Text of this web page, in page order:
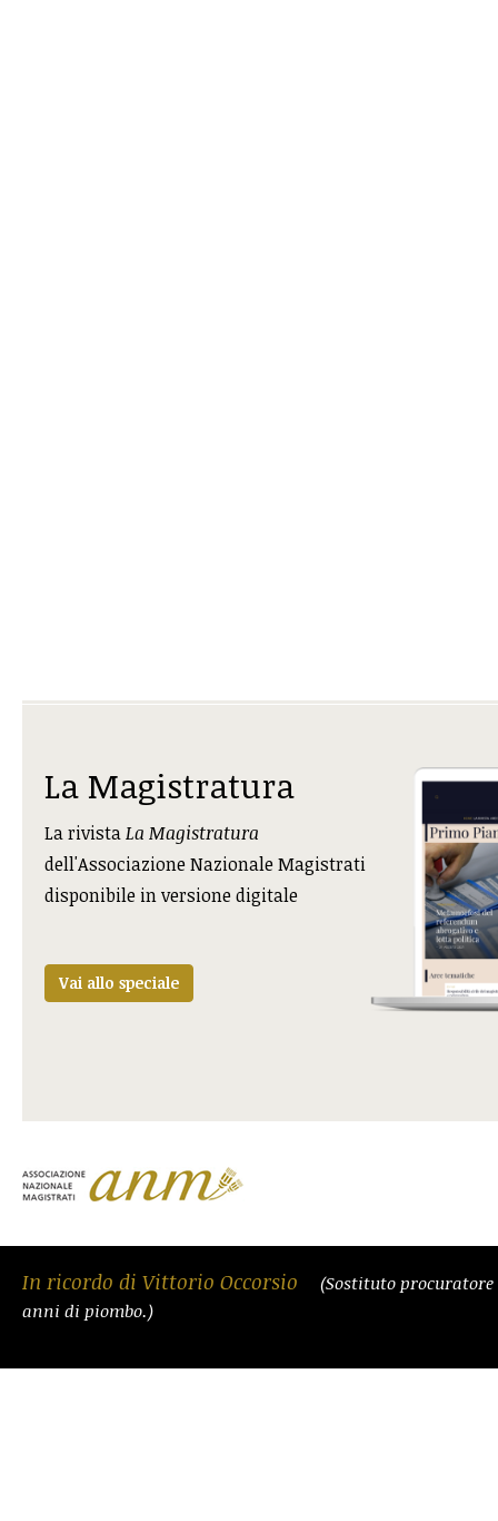
La Magistratura
La rivistaLa Magistratura
dell'Associazione Nazionale Magistrati
disponibile in versione digitale
Vai allo speciale
In ricordo di Vittorio Occorsio
(Sostituto
anni di piombo.)